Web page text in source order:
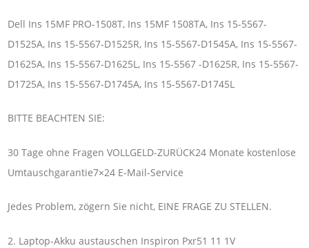
Dell Ins 15MF PRO-1508T, Ins 15MF 1508TA, Ins 15-5567-
D1525A, Ins 15-5567-D1525R, Ins 15-5567-D1545A, Ins 15-5567-
D1625A, Ins 15-5567-D1625L, Ins 15-5567 -D1625R, Ins 15-5567-
D1725A, Ins 15-5567-D1745A, Ins 15-5567-D1745L
BITTE BEACHTEN SIE:
30 Tage ohne Fragen VOLLGELD-ZURÜCK24 Monate kostenlose
Umtauschgarantie7×24 E-Mail-Service
Jedes Problem, zögern Sie nicht, EINE FRAGE ZU STELLEN.
2. Laptop-Akku austauschen Inspiron Pxr51 11 1V